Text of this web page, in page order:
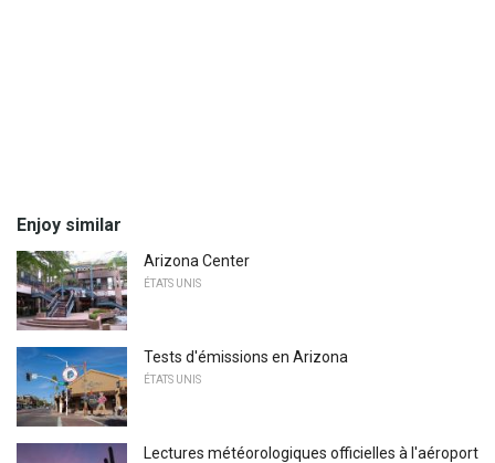
Enjoy similar
Arizona Center
ÉTATS UNIS
Tests d'émissions en Arizona
ÉTATS UNIS
Lectures météorologiques officielles à l'aéroport